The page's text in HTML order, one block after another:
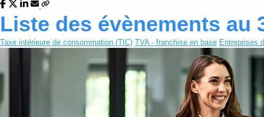
Liste des évènements au
Taxe intérieure de consommation (TIC) TVA - franchise en base Entreprises